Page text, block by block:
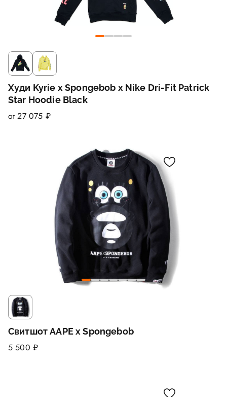
Худи Kyrie x Spongebob x Nike Dri-Fit Patrick
Star Hoodie Black
от 27 075 ₽
Свитшот AAPE x Spongebob
5 500 ₽